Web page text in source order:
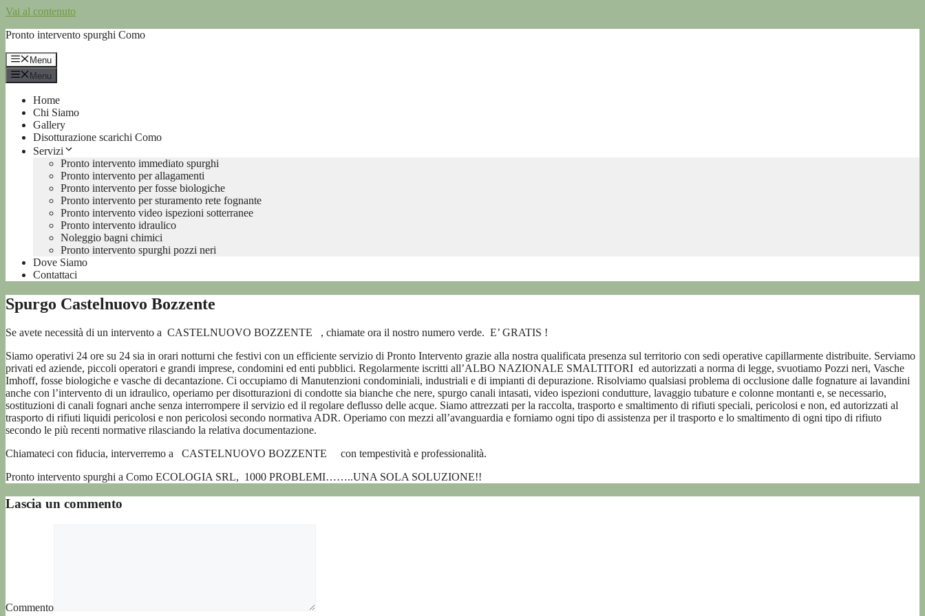
Vai al contenuto
Pronto intervento spurghi Como
Menu
Menu
Home
Chi Siamo
Gallery
Disotturazione scarichi Como
Servizi
Pronto intervento immediato spurghi
Pronto intervento per allagamenti
Pronto intervento per fosse biologiche
Pronto intervento per sturamento rete fognante
Pronto intervento video ispezioni sotterranee
Pronto intervento idraulico
Noleggio bagni chimici
Pronto intervento spurghi pozzi neri
Dove Siamo
Contattaci
Spurgo Castelnuovo Bozzente
Se avete necessità di un intervento a CASTELNUOVO BOZZENTE , chiamate ora il nostro numero verde. E’ GRATIS !
Siamo operativi 24 ore su 24 sia in orari notturni che festivi con un efficiente servizio di Pronto Intervento grazie alla nostra qualificata presenza sul territorio con sedi operative capillarmente distribuite. Serviamo
privati ed aziende, piccoli operatori e grandi imprese, condomini ed enti pubblici. Regolarmente iscritti all’ALBO NAZIONALE SMALTITORI ed autorizzati a norma di legge, svuotiamo Pozzi neri, Vasche
Imhoff, fosse biologiche e vasche di decantazione. Ci occupiamo di Manutenzioni condominiali, industriali e di impianti di depurazione. Risolviamo qualsiasi problema di occlusione dalle fognature ai lavandini
anche con l’intervento di un idraulico, operiamo per disotturazioni di condotte sia bianche che nere, spurgo canali intasati, video ispezioni condutture, lavaggio tubature e colonne montanti e, se necessario,
sostituzioni di canali fognari anche senza interrompere il servizio ed il regolare deflusso delle acque. Siamo attrezzati per la raccolta, trasporto e smaltimento di rifiuti speciali, pericolosi e non, ed autorizzati al
trasporto di rifiuti liquidi pericolosi e non pericolosi secondo normativa ADR. Operiamo con mezzi all’avanguardia e forniamo ogni tipo di assistenza per il trasporto e lo smaltimento di ogni tipo di rifiuto
secondo le più recenti normative rilasciando la relativa documentazione.
Chiamateci con fiducia, interverremo a CASTELNUOVO BOZZENTE con tempestività e professionalità.
Pronto intervento spurghi a Como ECOLOGIA SRL, 1000 PROBLEMI……..UNA SOLA SOLUZIONE!!
Lascia un commento
Commento